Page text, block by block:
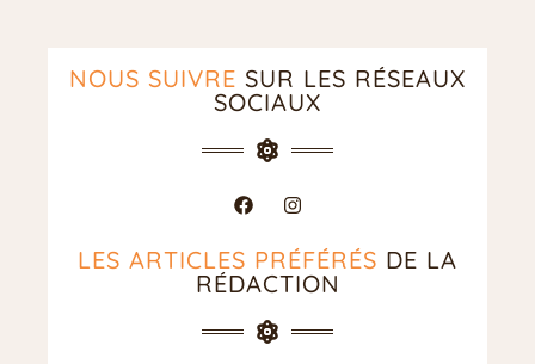
NOUS SUIVRE SUR LES RÉSEAUX
SOCIAUX
LES ARTICLES PRÉFÉRÉS DE LA
RÉDACTION